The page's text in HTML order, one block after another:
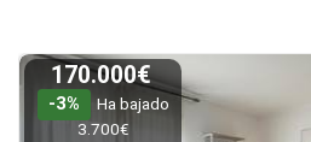
170.000€
-3%
Ha bajado
3.700€